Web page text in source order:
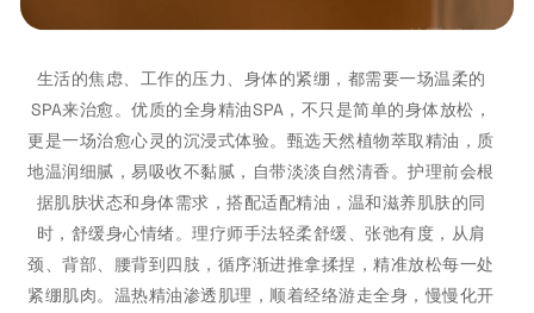
生活的焦虑、工作的压力、身体的紧绷，都需要一场温柔的
SPA来治愈。优质的全身精油SPA，不只是简单的身体放松，
更是一场治愈心灵的沉浸式体验。甄选天然植物萃取精油，质
地温润细腻，易吸收不黏腻，自带淡淡自然清香。护理前会根
据肌肤状态和身体需求，搭配适配精油，温和滋养肌肤的同
时，舒缓身心情绪。理疗师手法轻柔舒缓、张弛有度，从肩
颈、背部、腰背到四肢，循序渐进推拿揉捏，精准放松每一处
紧绷肌肉。温热精油渗透肌理，顺着经络游走全身，慢慢化开